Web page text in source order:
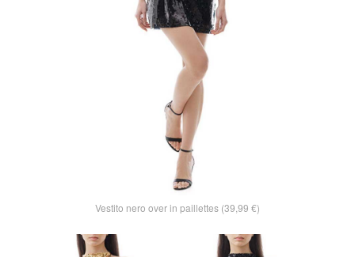
Vestito nero over in paillettes (39,99 €)